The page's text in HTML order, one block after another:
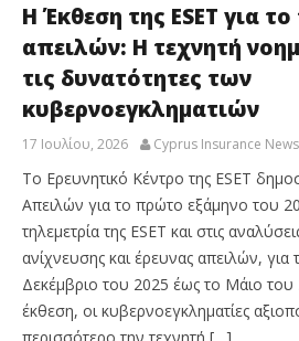
Η Έκθεση της ESET για
απειλών: Η τεχνητή
τις δυνατότητες των
κυβερνοεγκληματιών
17 Ιουλίου, 2026 Cyprus Insurance
Το Ερευνητικό Κέντρο της ESET
Απειλών για το πρώτο εξάμηνο του
τηλεμετρία της ESET και στις
ανίχνευσης και έρευνας απειλών,
Δεκέμβριο του 2025 έως το Μάιο
έκθεση, οι κυβερνοεγκληματίες